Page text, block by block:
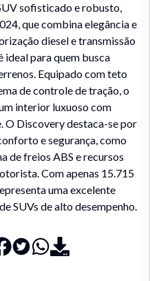
sofisticado e robusto,
que combina elegância e
diesel e transmissão
ideal para quem busca
Equipado com teto
de controle de tração, o
interior luxuoso com
O Discovery destaca-se por
e segurança, como
de freios ABS e recursos
Com apenas 15.715
uma excelente
SUVs de alto desempenho.